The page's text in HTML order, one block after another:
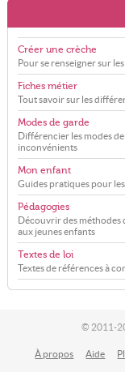
Créer une crèche
Pour se renseigner sur
Fiches métier
Tout savoir sur les
Modes de garde
Différencier les modes
inconvénients
Mon enfant
Guides pratiques pour
Pédagogies
Découvrir des méthodes
aux jeunes enfants
Textes de loi
Textes de références à
© 2011-
À propos Aide